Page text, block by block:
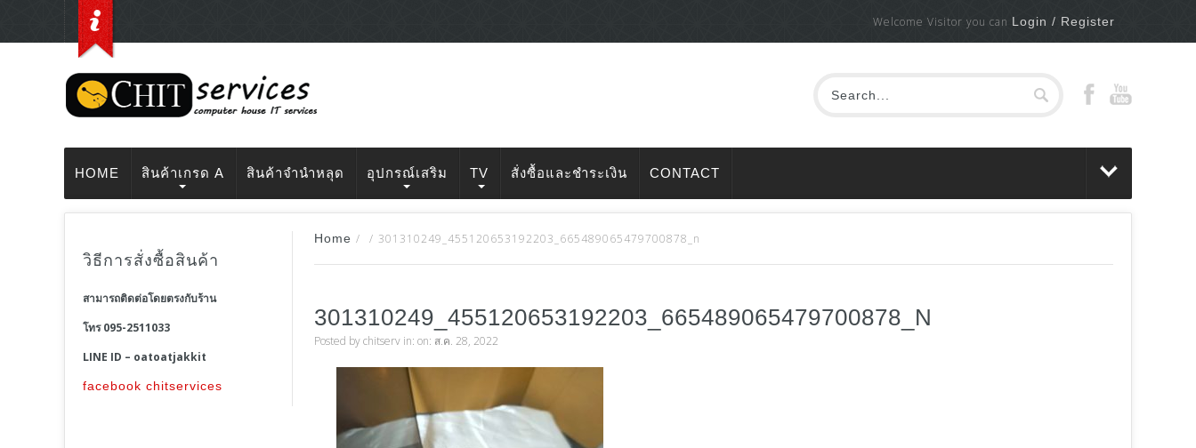
Welcome Visitor you can Login / Register
HOME สินค้าเกรด A สินค้าจำนำหลุด อุปกรณ์เสริม TV สั่งซื้อและชำระเงิน CONTACT
วิธีการสั่งซื้อสินค้า
สามารถติดต่อโดยตรงกับร้าน
โทร 095-2511033
LINE ID – oatoatjakkit
facebook chitservices
Home / / 301310249_455120653192203_665489065479700878_n
301310249_455120653192203_665489065479700878_N
Posted bychitserv in: on: ส.ค. 28, 2022